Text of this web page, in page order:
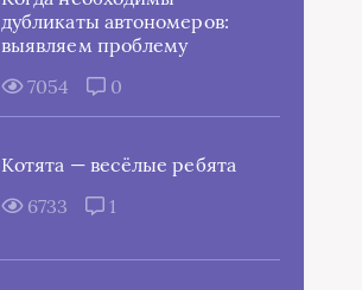
дубликаты автономеров:
выявляем проблему
7054
0
Котята — весёлые ребята
6733
1